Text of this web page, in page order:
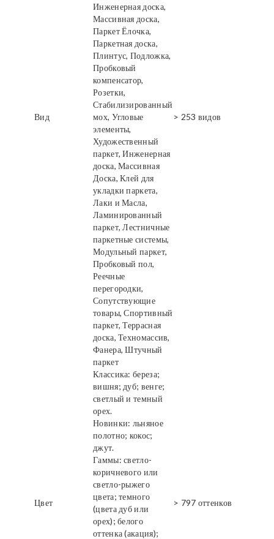
Вид
Инженерная доска,
Массивная доска,
Паркет Ёлочка,
Паркетная доска,
Плинтус, Подложка,
Пробковый
компенсатор,
Розетки,
Стабилизированный
мох, Угловые
элементы,
Художественный
паркет, Инженерная
доска, Массивная
Доска, Клей для
укладки паркета,
Лаки и Масла,
Ламинированный
паркет, Лестничные
паркетные системы,
Модульный паркет,
Пробковый пол,
Реечные
перегородки,
Сопутствующие
товары, Спортивный
паркет, Террасная
доска, Техномассив,
Фанера, Штучный
паркет
> 253 видов
Цвет
Классика: береза;
вишня; дуб; венге;
светлый и темный
орех.
Новинки: льняное
полотно; кокос;
джут.
Гаммы: светло-
коричневого или
светло-рыжего
цвета; темного
(цвета дуб или
орех); белого
оттенка (акация);
> 797 оттенков